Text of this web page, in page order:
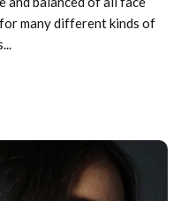
many different kinds of